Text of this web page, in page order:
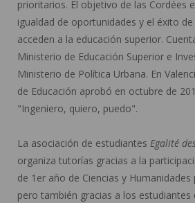
prioritarios. El objetivo de las Cordées
igualdad de oportunidades y el éxito
acceden a la educación superior.
Ministerio de Educación Superior e
Ministerio de Política Urbana. En
de Educación aprobó en octubre de
"Ingeniero, quiero, puedo".
La asociación de estudiantes Egalité
organiza tutorías gracias a la
de 1er año de Ciencias y
pero también gracias a los estudiantes